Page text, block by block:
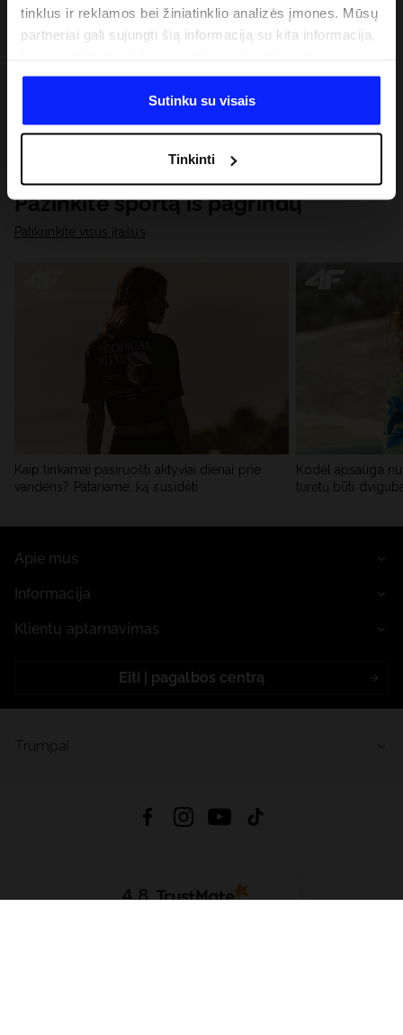
tinklus ir reklamos bei žiniatinklio analizės įmones. Mūsų
partneriai gali sujungti šią informaciją su kita informacija,
duomenimis, kuriuos jie gauna, kai naudojatės jų
paslaugomis. Gavus Jūsų leidimą, mes galime perduoti
Jūsų asmeninę informaciją savo partneriams, siekdami
analitinius tyrimus, pritaikyti turinį ir tobulinti mūsų
partnerių siūlomus sprendimus (pvz., socialinius tinklus).
Išsamią informaciją rasite mūsų Privatumo politikoje ir
skiltyje „Išsami informacija“.
Sutinku su visais
Tinkinti
Pažinkite sportą iš pagrindų
Patikrinkite visus įrašus
Kaip tinkamai pasiruošti aktyviai dienai prie
vandens? Patariame, ką susidėti
Kodėl apsauga
turėtų būti
Apie mus
Informacija
Klientų aptarnavimas
Eiti į pagalbos centrą
4.8